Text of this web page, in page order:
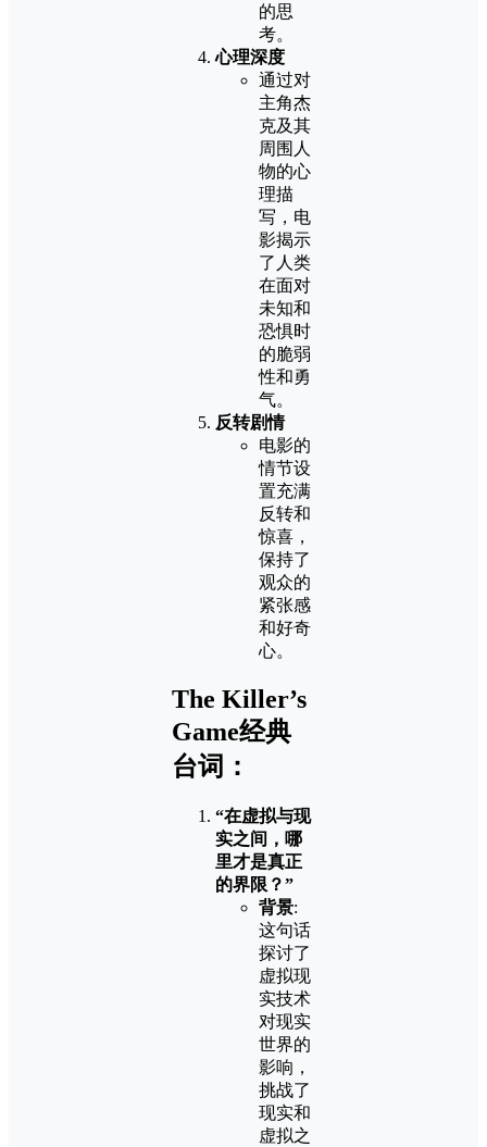
的思
考。
心理深度
通过对
主角杰
克及其
周围人
物的心
理描
写，电
影揭示
了人类
在面对
未知和
恐惧时
的脆弱
性和勇
气。
反转剧情
电影的
情节设
置充满
反转和
惊喜，
保持了
观众的
紧张感
和好奇
心。
The Killer’s
Game经典
台词：
“在虚拟与现
实之间，哪
里才是真正
的界限？”
背景:
这句话
探讨了
虚拟现
实技术
对现实
世界的
影响，
挑战了
现实和
虚拟之